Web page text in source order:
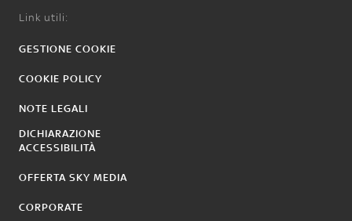
Link utili:
GESTIONE COOKIE
COOKIE POLICY
NOTE LEGALI
DICHIARAZIONE
ACCESSIBILITÀ
OFFERTA SKY MEDIA
CORPORATE